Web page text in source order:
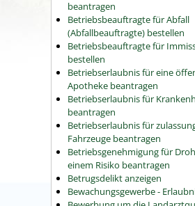
beantragen
Betriebsbeauftragte für Abfall
(Abfallbeauftragte) bestellen
Betriebsbeauftragte für
bestellen
Betriebserlaubnis für eine
Apotheke beantragen
Betriebserlaubnis für
beantragen
Betriebserlaubnis für
Fahrzeuge beantragen
Betriebsgenehmigung für
einem Risiko beantragen
Betrugsdelikt anzeigen
Bewachungsgewerbe -